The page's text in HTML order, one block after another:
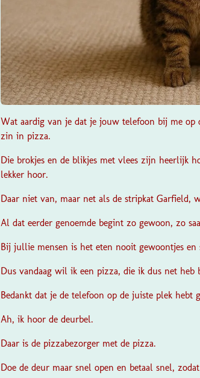
Wat aardig van je dat je jouw telefoon bij me
zin in pizza.
Die brokjes en de blikjes met vlees zijn heerlijk
lekker hoor.
Daar niet van, maar net als de stripkat Garfield,
Al dat eerder genoemde begint zo gewoon, zo
Bij jullie mensen is het eten nooit gewoontjes en
Dus vandaag wil ik een pizza, die ik dus net heb
Bedankt dat je de telefoon op de juiste plek hebt
Ah, ik hoor de deurbel.
Daar is de pizzabezorger met de pizza.
Doe de deur maar snel open en betaal snel,